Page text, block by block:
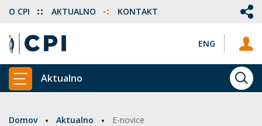
ENG
O CPI AKTUALNO KONTAKT
PRIKAŽI GLAVNI MENI
Aktualno
Domov Aktualno E-novice